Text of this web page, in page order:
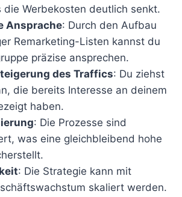
die Werbekosten deutlich senkt.
Ansprache: Durch den Aufbau
Remarketing-Listen kannst du
präzise ansprechen.
des Traffics: Du ziehst
die bereits Interesse an deinem
haben.
: Die Prozesse sind
was eine gleichbleibend hohe
: Die Strategie kann mit
skaliert werden.